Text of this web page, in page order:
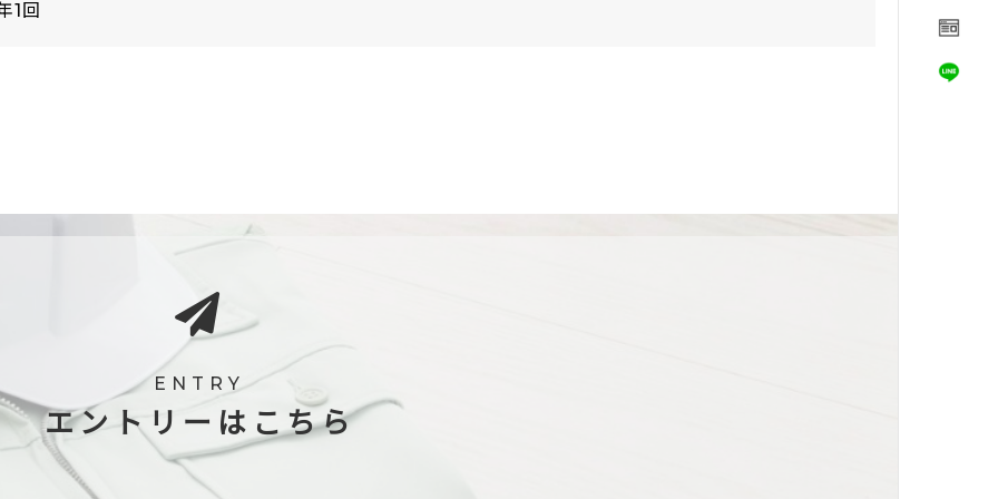
1回
ENTRY
エントリーはこちら